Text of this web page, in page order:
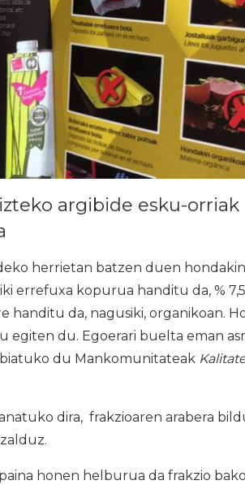
argibide esku-
herrietan batzen duen
errefuxa kopurua handitu da, %
handitu da, nagusiki, organikoan.
egiten du. Egoerari buelta eman
du Mankomunitateak
dira, frakzioaren arabera
honen helburua da frakzio